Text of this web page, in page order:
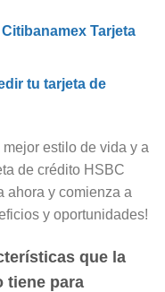
Tarjeta
tu tarjeta de
estilo de vida y a
de crédito HSBC
ahora y comienza a
y oportunidades!
que la
tiene para